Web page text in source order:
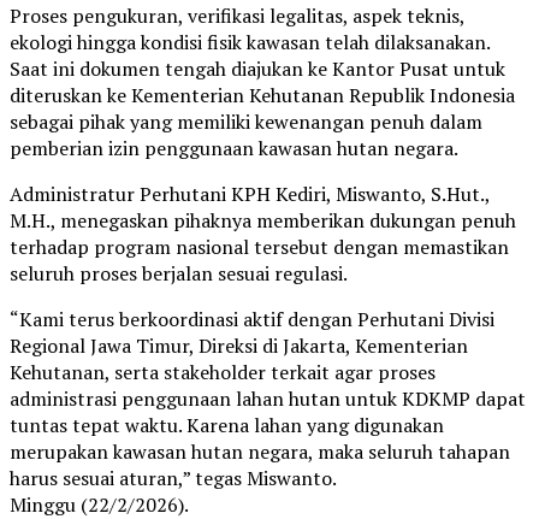
Proses pengukuran, verifikasi legalitas, aspek teknis,
ekologi hingga kondisi fisik kawasan telah dilaksanakan.
Saat ini dokumen tengah diajukan ke Kantor Pusat untuk
diteruskan ke Kementerian Kehutanan Republik Indonesia
sebagai pihak yang memiliki kewenangan penuh dalam
pemberian izin penggunaan kawasan hutan negara.
Administratur Perhutani KPH Kediri, Miswanto, S.Hut.,
M.H., menegaskan pihaknya memberikan dukungan penuh
terhadap program nasional tersebut dengan memastikan
seluruh proses berjalan sesuai regulasi.
“Kami terus berkoordinasi aktif dengan Perhutani Divisi
Regional Jawa Timur, Direksi di Jakarta, Kementerian
Kehutanan, serta stakeholder terkait agar proses
administrasi penggunaan lahan hutan untuk KDKMP dapat
tuntas tepat waktu. Karena lahan yang digunakan
merupakan kawasan hutan negara, maka seluruh tahapan
harus sesuai aturan,” tegas Miswanto.
Minggu (22/2/2026).